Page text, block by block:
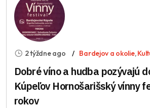
2 týždne ago Bardejov a okolie,
Dobré víno a hudba pozývajú
Kúpeľov Hornošarišský vínny
rokov